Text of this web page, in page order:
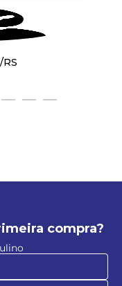
/RS
compra?